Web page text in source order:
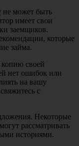
не может быть
имеет свои
заемщиков.
которые
займа.
копию своей
нет ошибок или
на вашу
с
Некоторые
рассматривать
историями.